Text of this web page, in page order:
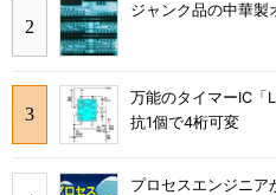
ジャンク品の中華製
万能のタイマーIC「
抗1個で4桁可変
プロセスエンジニア